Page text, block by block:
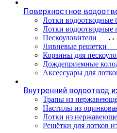
Поверхностное
Лотки водоотводные
Лотки водоотводные
Пескоуловители
Ливневые решетки
Корзины для
Дождеприемные
Аксессуары для
Внутренний водоотвод
Трапы из
Настилы из
Лотки из
Решётки для лотков